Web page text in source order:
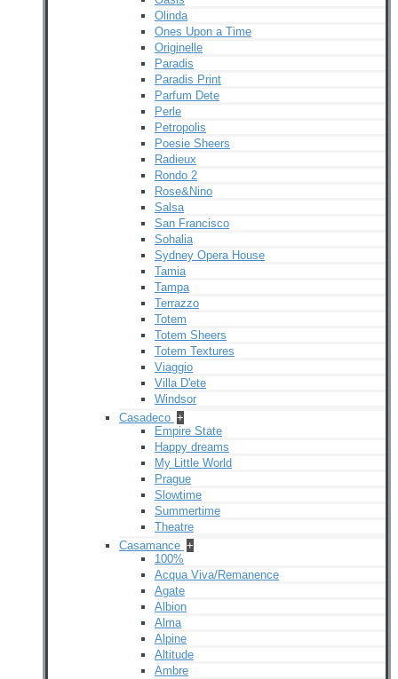
Olinda
Ones Upon a Time
Originelle
Paradis
Paradis Print
Parfum Dete
Perle
Petropolis
Poesie Sheers
Radieux
Rondo 2
Rose&Nino
Salsa
San Francisco
Sohalia
Sydney Opera House
Tamia
Tampa
Terrazzo
Totem
Totem Sheers
Totem Textures
Viaggio
Villa D'ete
Windsor
Casadeco +
Empire State
Happy dreams
My Little World
Prague
Slowtime
Summertime
Theatre
Casamance +
100%
Acqua Viva/Remanence
Agate
Albion
Alma
Alpine
Altitude
Ambre